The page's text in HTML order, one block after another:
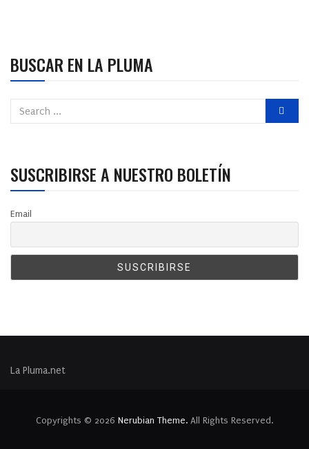
BUSCAR EN LA PLUMA
SUSCRIBIRSE A NUESTRO BOLETÍN
Email
La Pluma.net
Copyrights © 2026 Nerubian Theme. All Rights Reserved.